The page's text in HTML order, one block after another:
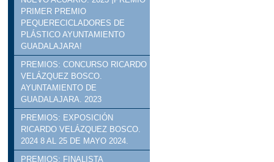
PRIMER PREMIO
PEQUERECICLADORES DE
PLÁSTICO AYUNTAMIENTO
GUADALAJARA!
PREMIOS: CONCURSO RICARDO
VELÁZQUEZ BOSCO.
AYUNTAMIENTO DE
GUADALAJARA. 2023
PREMIOS: EXPOSICIÓN
RICARDO VELÁZQUEZ BOSCO.
2024 8 AL 25 DE MAYO 2024.
PREMIOS: FINALISTA